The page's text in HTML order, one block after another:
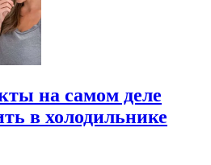
на самом деле
в холодильнике